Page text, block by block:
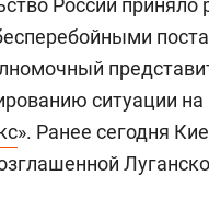
России
ситуации
». Ранее сегодня